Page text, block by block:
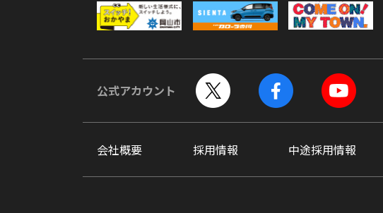
公式アカウント
会社概要 採用情報 中途採用情報